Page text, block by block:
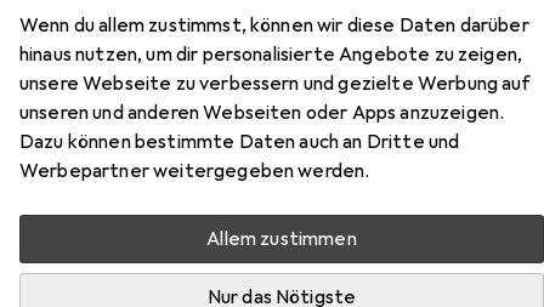
Wenn du allem zustimmst, können wir diese Daten darüber
hinaus nutzen, um dir personalisierte Angebote zu zeigen,
unsere Webseite zu verbessern und gezielte Werbung auf
unseren und anderen Webseiten oder Apps anzuzeigen.
Dazu können bestimmte Daten auch an Dritte und
Werbepartner weitergegeben werden.
Allem zustimmen
Nur das Nötigste
Abus Ugrip Bordo 5700
100 cm